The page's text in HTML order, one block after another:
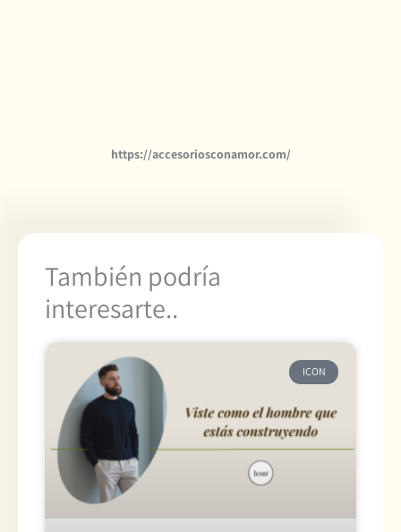
https://accesoriosconamor.com/
También podría
interesarte..
ICON